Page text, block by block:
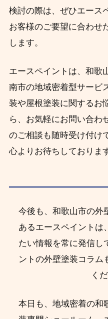
検討の際は、ぜひエース
お客様のご要望に合わせ
します。
エースペイントは、和歌
南市の地域密着型サービ
装や屋根塗装に関するお
ら、お気軽にお問い合わ
のご相談も随時受け付け
心よりお待ちしておりま
今後も、和歌山市の外
あるエースペイントは
たい情報を常に発信し
ントの外壁塗装コラム
く
本日も、地域密着の和